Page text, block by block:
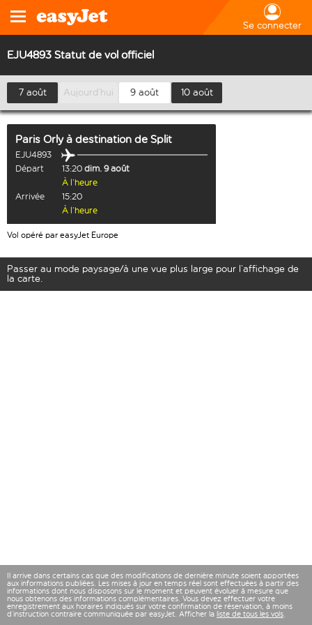
Se connecter
EJU4893 Statut de vol officiel
7 août Aujourd’hui 9 août 10 août
Paris Orlyà destination de Split
EJU4893
Départ
13:20 dim. 9 août
À l’heure
Arrivée
15:20
À l’heure
Vol opéré par easyJet Europe
Passer au mode paysage/à une vue plus large pour l’affichage de
la carte.
Il arrive dans certains cas que des modifications de dernière minute soient apportées
aux informations publiées. Les mises à jour en temps réel sont effectuées à partir des
informations dont nous disposons sur le moment et peuvent évoluer à mesure que
nous obtenons des informations complémentaires. Vous devez effectuer votre
enregistrement aux horaires indiqués sur votre confirmation de réservation, à moins
d’instruction contraire communiquée par easyJet. Afficher la liste de tous les vols.